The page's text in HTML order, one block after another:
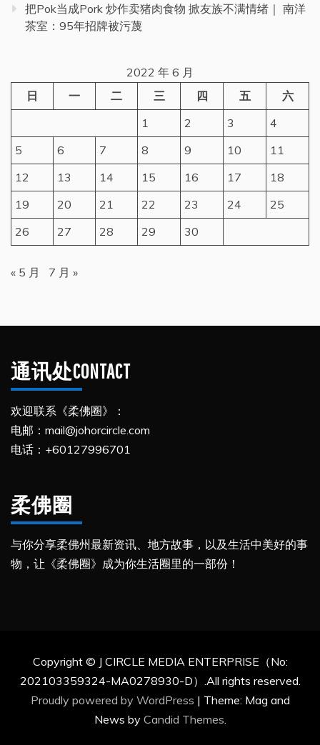
把Pok当成Pork 炒作卖猪肉食物 掀友族不满情绪｜ 南洋
茶室：95年招牌被污蔑
2022 年 6 月
日
一 二 三 四 五
六
1
2 3
4
5
6 7 8 9 10
11
12
13 14 15 16 17
18
19
20 21 22 23 24
25
26
27 28 29 30
« 5 月 7 月 »
通讯处CONTACT
欢迎联系《柔佛圈》：
电邮：mail@johorcircle.com
电话：+60127996701
柔佛圈
与你分享柔佛州最新资讯、地方故事，以及生活中美好的事
物，让《柔佛圈》成为你生活圈里的一部份！
Copyright © J CIRCLE MEDIA ENTERPRISE（No:
202103359324-MA0278930-D）.All rights reserved.
Proudly powered by WordPress | Theme: Mag and
News by Candid Themes